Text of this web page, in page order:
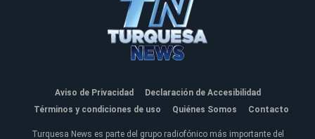
Aviso de Privacidad
Declaración de Accesibilidad
Términos y condiciones de uso
Quiénes Somos Contacto
Turquesa News es parte del grupo radiofónico más importante del